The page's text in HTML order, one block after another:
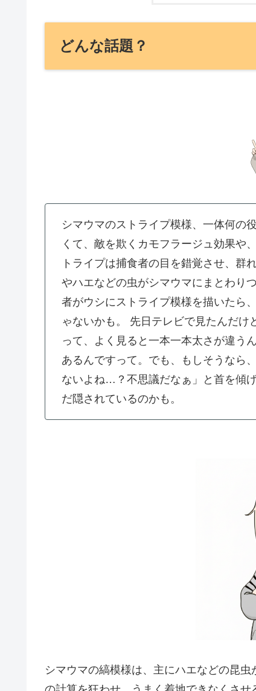
どんな話題？
シマウマのストライプ模様、一体何の
くて、敵を欺くカモフラージュ効果や
トライプは捕食者の目を錯覚させ、群
やハエなどの虫がシマウマにまとわり
者がウシにストライプ模様を描いたら
ゃないかも。
先日テレビで見たんだけ
って、よく見ると一本一本太さが違う
あるんですって。でも、もしそうなら
ないよね…？不思議だなぁ」と首を傾
だ隠されているのかも。
シマウマの縞模様は、主にハエなどの昆